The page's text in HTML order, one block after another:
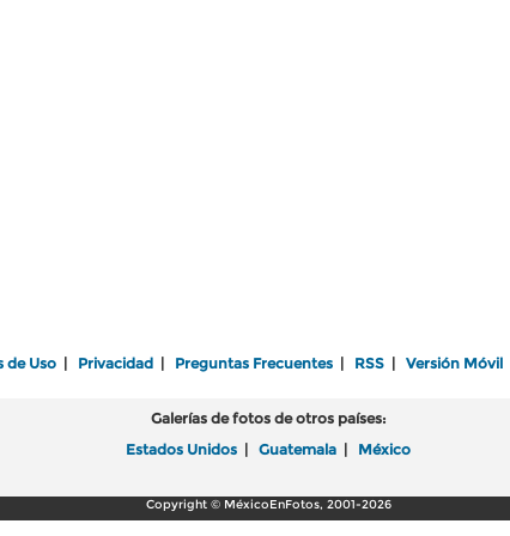
de Uso Privacidad Preguntas Frecuentes RSS Versión Móvil
Galerías de fotos de otros países:
Estados Unidos
Guatemala México
Copyright © MéxicoEnFotos, 2001-2026